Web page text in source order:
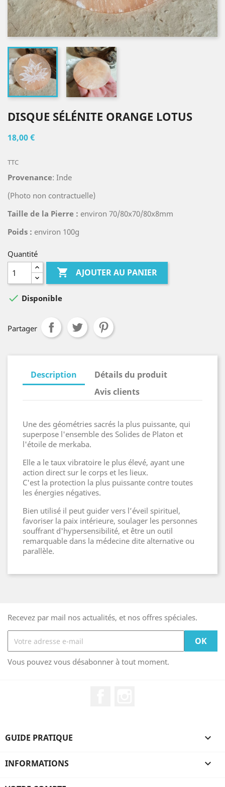
DISQUE SÉLÉNITE ORANGE LOTUS
18,00 €
TTC
Provenance: Inde
(Photo non contractuelle)
Taille de la Pierre : environ 70/80x70/80x8mm
Poids : environ 100g
Quantité
 AJOUTER AU PANIER
 Disponible
Partager
Description
Détails du produit
Avis clients
Une des géométries sacrés la plus puissante, qui
superpose l'ensemble des Solides de Platon et
l'étoile de merkaba.
Elle a le taux vibratoire le plus élevé, ayant une
action direct sur le corps et les lieux.
C'est la protection la plus puissante contre toutes
les énergies négatives.
Bien utilisé il peut guider vers l’éveil spirituel,
favoriser la paix intérieure, soulager les personnes
souffrant d'hypersensibilité, et être un outil
remarquable dans la médecine dite alternative ou
parallèle.
Recevez par mail nos actualités, et nos offres spéciales.
Vous pouvez vous désabonner à tout moment.
GUIDE PRATIQUE 
INFORMATIONS 